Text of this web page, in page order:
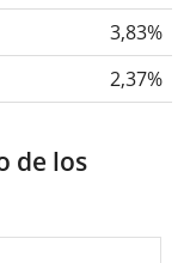
3,83%
2,37%
de los